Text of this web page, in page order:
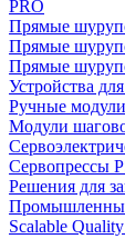
PRO
Прямые
Прямые
Прямые
Устройства
Ручные
Модули
Сервопрессы
Решения для
Scalable